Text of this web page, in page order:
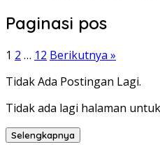
Paginasi pos
1 2 … 12 Berikutnya »
Tidak Ada Postingan Lagi.
Tidak ada lagi halaman
Selengkapnya